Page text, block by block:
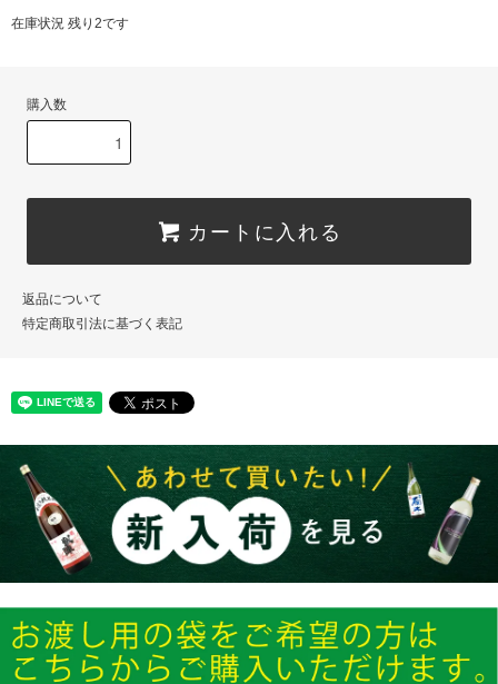
在庫状況 残り2です
購入数
カートに入れる
返品について
特定商取引法に基づく表記